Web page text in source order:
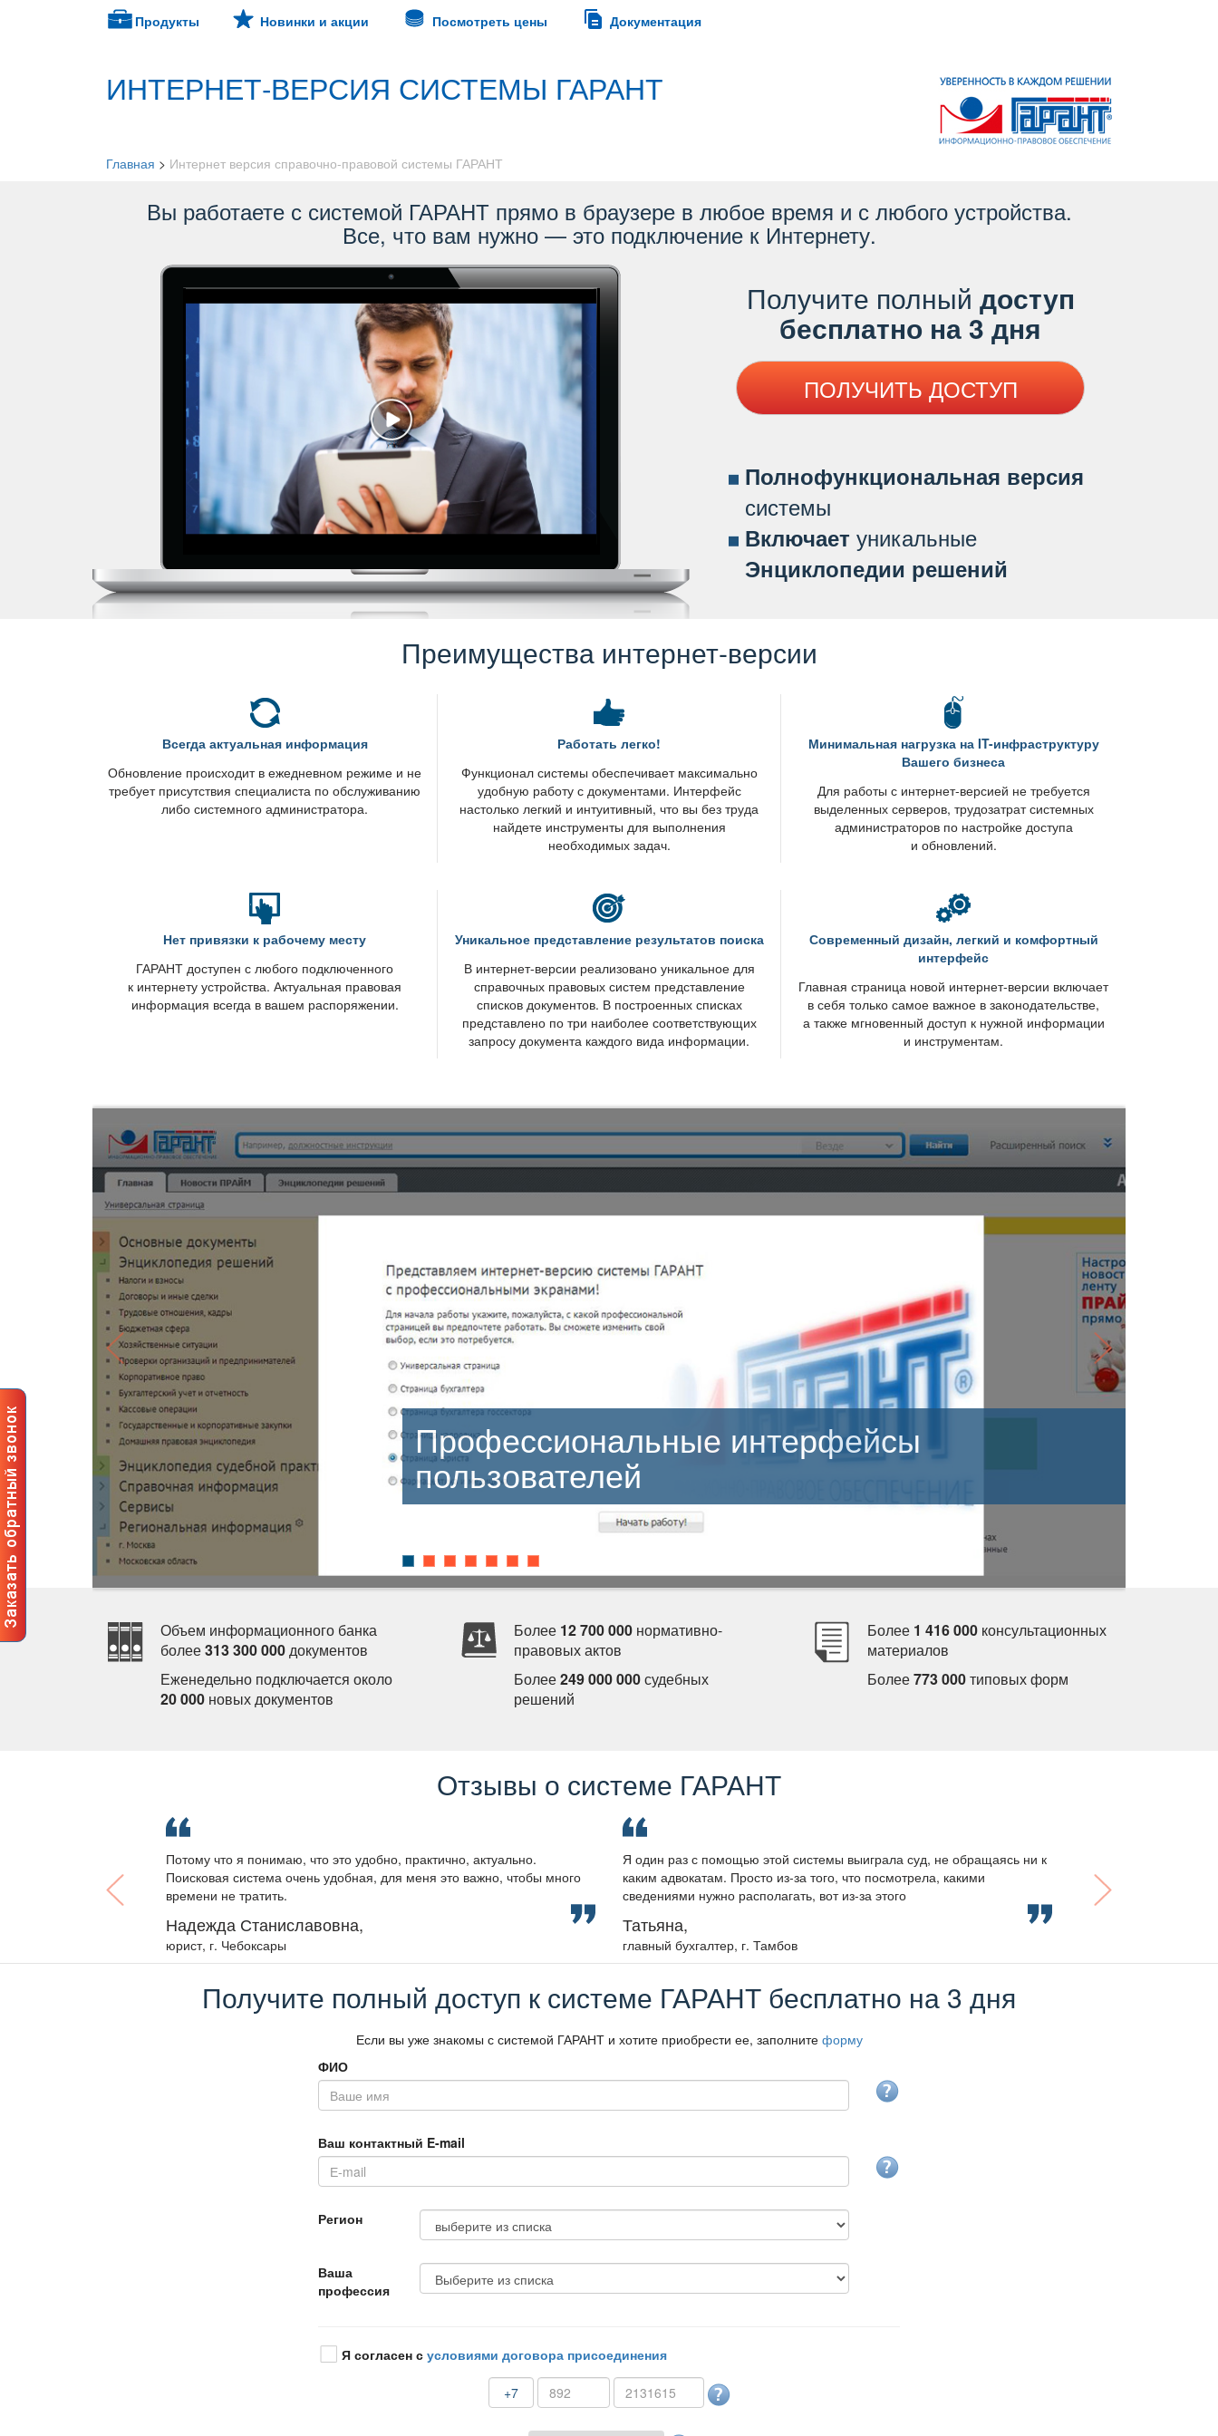
Продукты Новинки и акции Посмотреть цены Документация
ИНТЕРНЕТ-ВЕРСИЯ СИСТЕМЫ ГАРАНТ
Главная > Интернет версия справочно-правовой системы ГАРАНТ
ы работаете с системой ГАРАНТ прямо в браузере в любое время и с любого устройства.
се, что вам нужно — это подключение к Интернету.
Получите полный доступ
есплатно на 3 дня
ПОЛУЧИТЬ ДОСТУП
Полнофункциональная версия
системы
ключает уникальные
Энциклопедии решений
Преимущества интернет-версии
сегда актуальная информация
Обновление происходит в ежедневном режиме и не
требует присутствия специалиста по обслуживанию
либо системного администратора.
Работать легко!
Функционал системы обеспечивает максимально
удобную работу с документами. Интерфейс
настолько легкий и интуитивный, что вы без труда
найдете инструменты для выполнения
необходимых задач.
Минимальная нагрузка на IT-инфраструктуру
ашего бизнеса
Для работы с интернет-версией не требуется
ыделенных серверов, трудозатрат системных
администраторов по настройке доступа
и обновлений.
Нет привязки к рабочему месту
ГАРАНТ доступен с любого подключенного
к интернету устройства. Актуальная правовая
информация всегда в вашем распоряжении.
Уникальное представление результатов поиска
интернет-версии реализовано уникальное для
справочных правовых систем представление
списков документов. В построенных списках
представлено по три наиболее соответствующих
запросу документа каждого вида информации.
Современный дизайн, легкий и комфортный
интерфейс
Главная страница новой интернет-версии включает
себя только самое важное в законодательстве,
а также мгновенный доступ к нужной информации
и инструментам.
Профессиональные интерфейсы
пользователей
Объем информационного банка
олее313 300 000документо
Еженедельно подключается около
20 000 новых документо
Более 12 700 000 нормативно-
правовых акто
Более249 000 000судебных
решений
Более 1 416 000 консультационных
материало
Более773 000типовых форм
Отзывы о системе ГАРАНТ
Потому что я понимаю, что это удобно, практично, актуально.
Поисковая система очень удобная, для меня это важно, чтобы много
ремени не тратить.
Надежда Станиславовна,
юрист, г. Чебоксары
Я один раз с помощью этой системы выиграла суд, не обращаясь ни к
каким адвокатам. Просто из-за того, что посмотрела, какими
сведениями нужно располагать, вот из-за этого
Татьяна,
лавный бухгалтер, г. Тамбо
Получите полный доступ к системе ГАРАНТ бесплатно на 3 дня
Если вы уже знакомы с системой ГАРАНТ и хотите приобрести ее, заполните форму
ФИО
аш контактный E-mail
Регион
аша
профессия
Я согласен с условиями договора присоединения
+7